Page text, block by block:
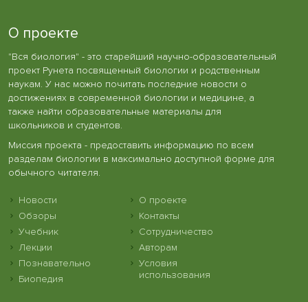
О проекте
"Вся биология" - это старейший научно-образовательный
проект Рунета посвященный биологии и родственным
наукам. У нас можно почитать последние новости о
достижениях в современной биологии и медицине, а
также найти образовательные материалы для
школьников и студентов.
Миссия проекта - предоставить информацию по всем
разделам биологии в максимально доступной форме для
обычного читателя.
Новости
Обзоры
Учебник
Лекции
Познавательно
Биопедия
О проекте
Контакты
Сотрудничество
Авторам
Условия
использования